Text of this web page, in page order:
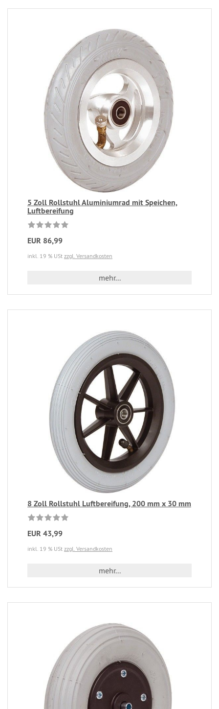
5 Zoll Rollstuhl Aluminiumrad mit Speichen,
Luftbereifung
EUR 86,99
inkl. 19 % USt zzgl. Versandkosten
mehr...
8 Zoll Rollstuhl Luftbereifung, 200 mm x 30 mm
EUR 43,99
inkl. 19 % USt zzgl. Versandkosten
mehr...